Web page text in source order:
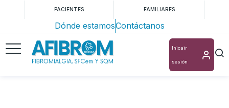
PACIENTES FAMILIARES
Dónde estamosContáctanos
Inicair
sesión